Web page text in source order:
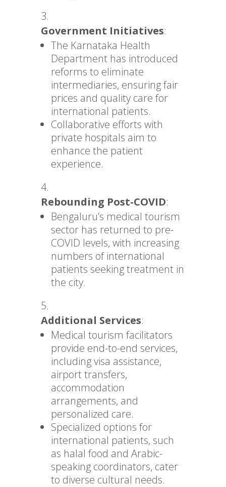
Government Initiatives:
The Karnataka Health
Department has introduced
reforms to eliminate
intermediaries, ensuring fair
prices and quality care for
international patients.
Collaborative efforts with
private hospitals aim to
enhance the patient
experience.
Rebounding Post-COVID:
Bengaluru’s medical tourism
sector has returned to pre-
COVID levels, with increasing
numbers of international
patients seeking treatment in
the city.
Additional Services:
Medical tourism facilitators
provide end-to-end services,
including visa assistance,
airport transfers,
accommodation
arrangements, and
personalized care.
Specialized options for
international patients, such
as halal food and Arabic-
speaking coordinators, cater
to diverse cultural needs.